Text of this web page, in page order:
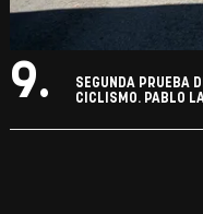
9.
SEGUNDA PRUEBA
CICLISMO. PABLO